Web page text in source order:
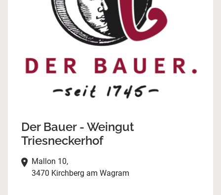
Der Bauer - Weingut
Triesneckerhof
Mallon 10,
3470 Kirchberg am Wagram